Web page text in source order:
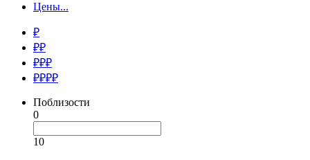
Цены...
₽
₽₽
₽₽₽
₽₽₽₽
Поблизости
0
10